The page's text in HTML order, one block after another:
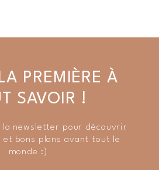
PREMIÈRE À
SAVOIR !
la newsletter pour découvrir
et bons plans avant tout le
monde :)